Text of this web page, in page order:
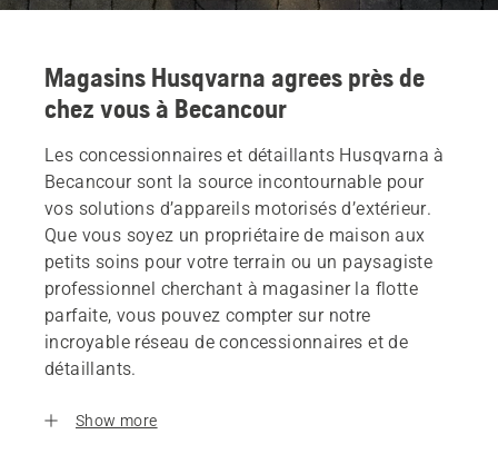
Magasins Husqvarna agrees près de
chez vous à Becancour
Les concessionnaires et détaillants Husqvarna à
Becancour sont la source incontournable pour
vos solutions d’appareils motorisés d’extérieur.
Que vous soyez un propriétaire de maison aux
petits soins pour votre terrain ou un paysagiste
professionnel cherchant à magasiner la flotte
parfaite, vous pouvez compter sur notre
incroyable réseau de concessionnaires et de
détaillants.
Show more